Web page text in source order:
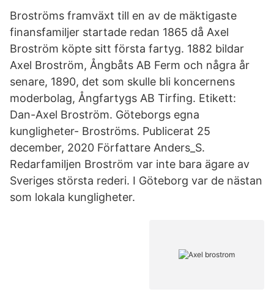
Broströms framväxt till en av de mäktigaste
finansfamiljer startade redan 1865 då Axel
Broström köpte sitt första fartyg. 1882 bildar
Axel Broström, Ångbåts AB Ferm och några år
senare, 1890, det som skulle bli koncernens
moderbolag, Ångfartygs AB Tirfing. Etikett:
Dan-Axel Broström. Göteborgs egna
kungligheter- Broströms. Publicerat 25
december, 2020 Författare Anders_S.
Redarfamiljen Broström var inte bara ägare av
Sveriges största rederi. I Göteborg var de nästan
som lokala kungligheter.